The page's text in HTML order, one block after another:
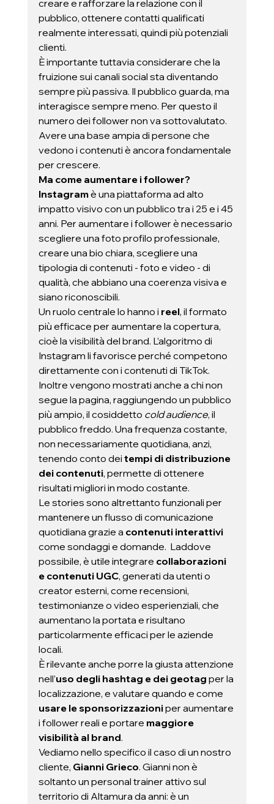
creare e rafforzare la relazione con il
pubblico, ottenere contatti qualificati
realmente interessati, quindi più potenziali
clienti.
È importante tuttavia considerare che la
fruizione sui canali social sta diventando
sempre più passiva. Il pubblico guarda, ma
interagisce sempre meno. Per questo il
numero dei follower non va sottovalutato.
Avere una base ampia di persone che
vedono i contenuti è ancora fondamentale
per crescere.
Ma come aumentare i follower?
Instagram è una piattaforma ad alto
impatto visivo con un pubblico tra i 25 e i 45
anni. Per aumentare i follower è necessario
scegliere una foto profilo professionale,
creare una bio chiara, scegliere una
tipologia di contenuti - foto e video - di
qualità, che abbiano una coerenza visiva e
siano riconoscibili.
Un ruolo centrale lo hanno i reel, il formato
più efficace per aumentare la copertura,
cioè la visibilità del brand. L’algoritmo di
Instagram li favorisce perché competono
direttamente con i contenuti di TikTok.
Inoltre vengono mostrati anche a chi non
segue la pagina, raggiungendo un pubblico
più ampio, il cosiddetto cold audience, il
pubblico freddo. Una frequenza costante,
non necessariamente quotidiana, anzi,
tenendo conto dei tempi di distribuzione
dei contenuti, permette di ottenere
risultati migliori in modo costante.
Le stories sono altrettanto funzionali per
mantenere un flusso di comunicazione
quotidiana grazie a contenuti interattivi
come sondaggi e domande.  Laddove
possibile, è utile integrare collaborazioni
e contenuti UGC, generati da utenti o
creator esterni, come recensioni,
testimonianze o video esperienziali, che
aumentano la portata e risultano
particolarmente efficaci per le aziende
locali.
È rilevante anche porre la giusta attenzione
nell’uso degli hashtag e dei geotag per la
localizzazione, e valutare quando e come
usare le sponsorizzazioni per aumentare
i follower reali e portare maggiore
visibilità al brand.
Vediamo nello specifico il caso di un nostro
cliente, Gianni Grieco. Gianni non è
soltanto un personal trainer attivo sul
territorio di Altamura da anni: è un